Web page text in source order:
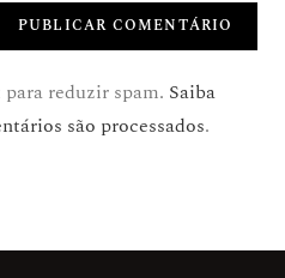
reduzir spam. Saiba
são processados.